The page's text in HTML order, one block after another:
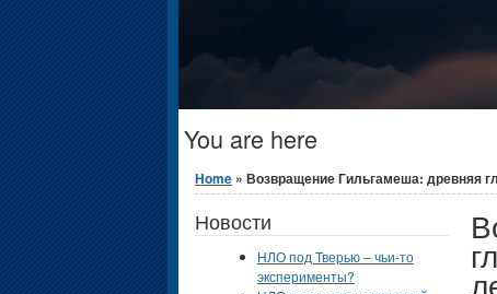
You are here
Home » Возвращение Гильгамеша: древняя
Новости
НЛО под Тверью – чьи-то
эксперименты?